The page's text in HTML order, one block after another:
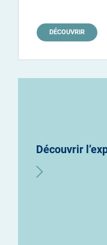
DÉCOUVRIR
Découvrir